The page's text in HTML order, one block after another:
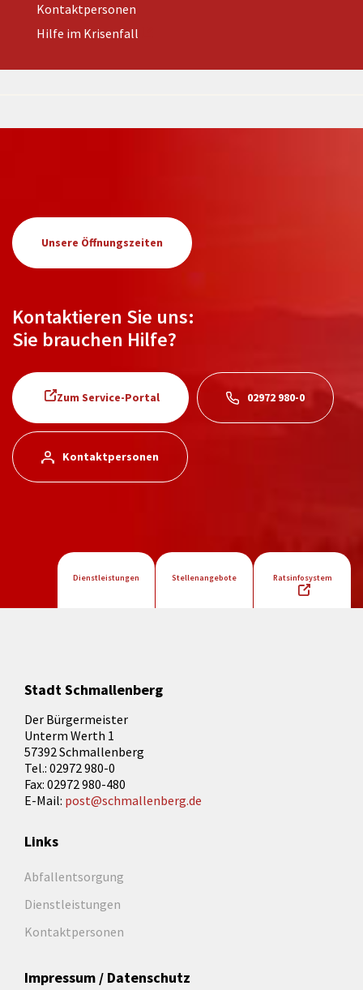
Kontaktpersonen
Hilfe im Krisenfall
Unsere Öffnungszeiten
Kontaktieren Sie uns:
Sie brauchen Hilfe?
Zum Service-Portal 02972 980-0
Kontaktpersonen
Dienstleistungen Stellenangebote Ratsinfosystem
Stadt Schmallenberg
Der Bürgermeister
Unterm Werth 1
57392 Schmallenberg
Tel.: 02972 980-0
Fax: 02972 980-480
E-Mail: post@schmallenberg.de
Links
Abfallentsorgung
Dienstleistungen
Kontaktpersonen
Impressum / Datenschutz